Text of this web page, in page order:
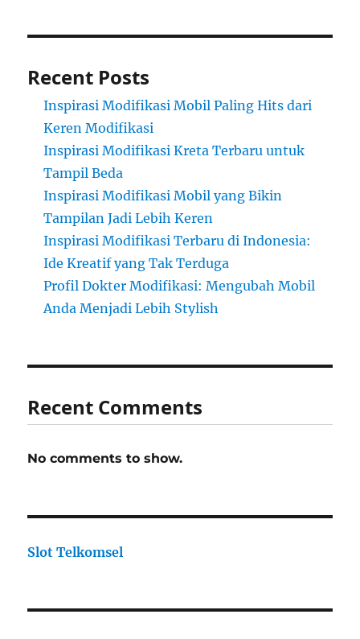
Recent Posts
Inspirasi Modifikasi Mobil Paling Hits dari
Keren Modifikasi
Inspirasi Modifikasi Kreta Terbaru untuk
Tampil Beda
Inspirasi Modifikasi Mobil yang Bikin
Tampilan Jadi Lebih Keren
Inspirasi Modifikasi Terbaru di Indonesia:
Ide Kreatif yang Tak Terduga
Profil Dokter Modifikasi: Mengubah Mobil
Anda Menjadi Lebih Stylish
Recent Comments
No comments to show.
Slot Telkomsel